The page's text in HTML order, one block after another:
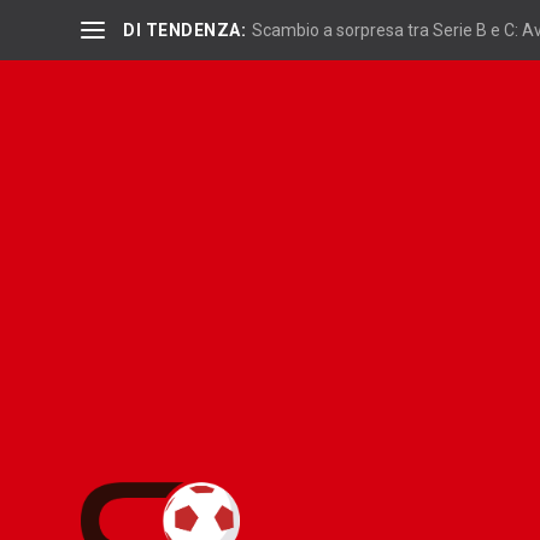
DI TENDENZA: Scambio a sorpresa tra Serie B e C: